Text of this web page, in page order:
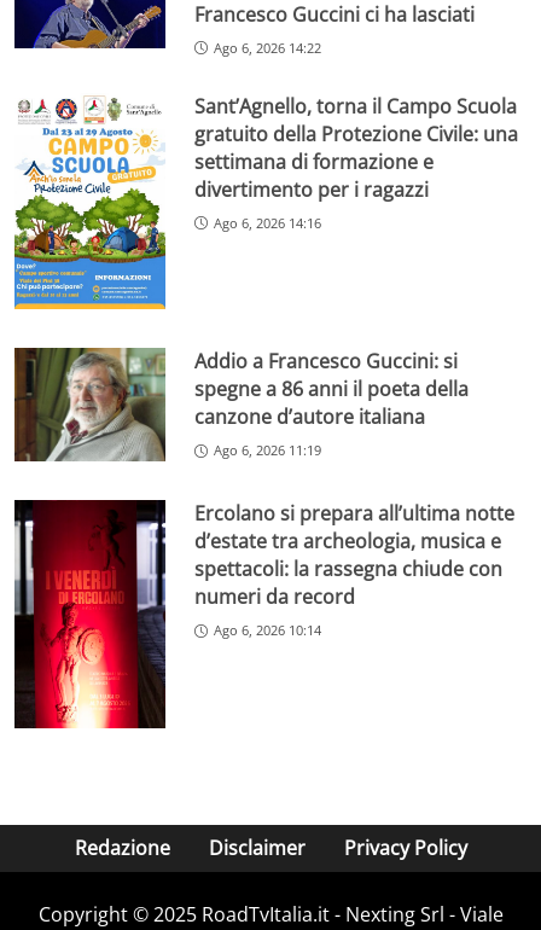
Francesco Guccini ci ha lasciati
Ago 6, 2026 14:22
Sant’Agnello, torna il Campo Scuola
gratuito della Protezione Civile: una
settimana di formazione e
divertimento per i ragazzi
Ago 6, 2026 14:16
Addio a Francesco Guccini: si
spegne a 86 anni il poeta della
canzone d’autore italiana
Ago 6, 2026 11:19
Ercolano si prepara all’ultima notte
d’estate tra archeologia, musica e
spettacoli: la rassegna chiude con
numeri da record
Ago 6, 2026 10:14
Redazione Disclaimer Privacy Policy
Copyright ©️ 2025 RoadTvItalia.it - Nexting Srl - Viale